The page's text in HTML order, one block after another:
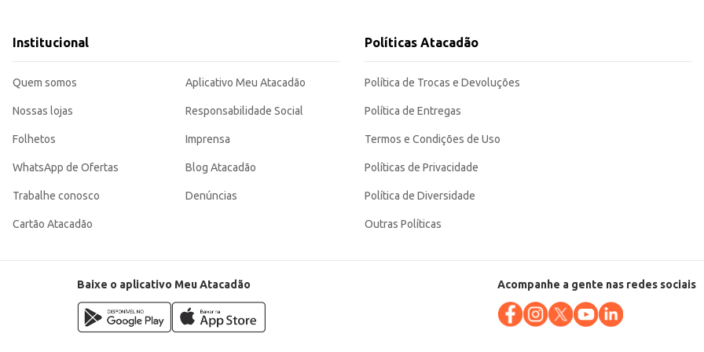
do seu animal de estimação. A embalagem de 6kg oferece praticidade e economia, tanto para o comércio
Institucional
Quem somos
Nossas lojas
Folhetos
WhatsApp de Ofertas
Trabalhe conosco
Cartão Atacadão
Aplicativo Meu Atacadão
Responsabilidade Social
Imprensa
Blog Atacadão
Denúncias
Políticas Atacadão
Política de Trocas e Devoluções
Política de Entregas
Termos e Condições de Uso
Políticas de Privacidade
Política de Diversidade
Outras Políticas
Baixe o aplicativo Meu Atacadão Acompanhe a gente nas redes sociais